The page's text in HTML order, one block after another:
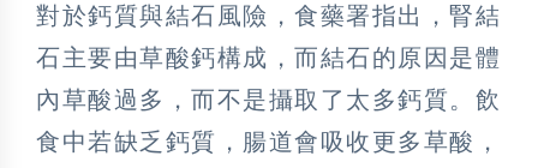
對於鈣質與結石風險，食藥署指出，腎結
石主要由草酸鈣構成，而結石的原因是體
內草酸過多，而不是攝取了太多鈣質。飲
食中若缺乏鈣質，腸道會吸收更多草酸，